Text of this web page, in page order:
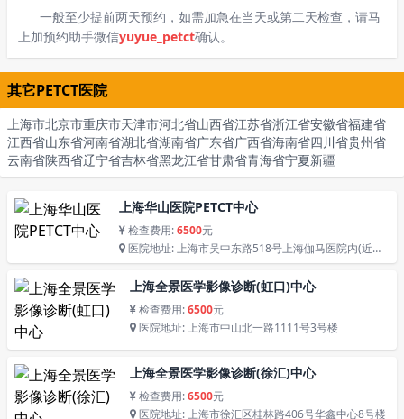
一般至少提前两天预约，如需加急在当天或第二天检查，请马
上加预约助手微信yuyue_petct确认。
其它PETCT医院
上海市北京市重庆市天津市河北省山西省江苏省浙江省安徽省福建省
江西省山东省河南省湖北省湖南省广东省广西省海南省四川省贵州省
云南省陕西省辽宁省吉林省黑龙江省甘肃省青海省宁夏新疆
上海华山医院PETCT中心
检查费用:6500元
医院地址: 上海市吴中东路518号上海伽马医院内(近中
山西路)
上海全景医学影像诊断(虹口)中心
检查费用:6500元
医院地址: 上海市中山北一路1111号3号楼
上海全景医学影像诊断(徐汇)中心
检查费用:6500元
医院地址: 上海市徐汇区桂林路406号华鑫中心8号楼